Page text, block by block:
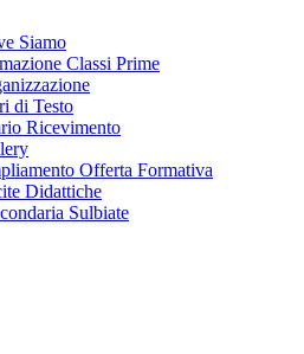
Siamo
Classi Prime
di Testo
Ricevimento
Offerta Formativa
Didattiche
Sulbiate